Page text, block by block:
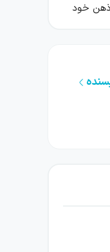
ذهن خود